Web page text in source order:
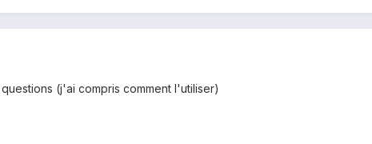
(j'ai compris comment l'utiliser)